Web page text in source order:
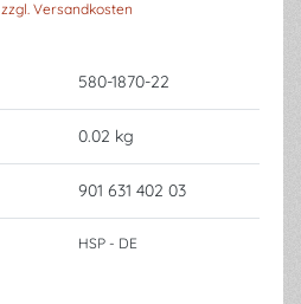
zzgl. Versandkosten
580-1870-22
0.02 kg
901 631 402 03
HSP - DE